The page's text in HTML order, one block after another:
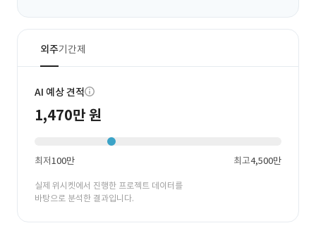
외주기간제
AI 예상 견적
1,470만 원
최저100만 최고4,500만
실제 위시켓에서 진행한 프로젝트 데이터를
바탕으로 분석한 결과입니다.